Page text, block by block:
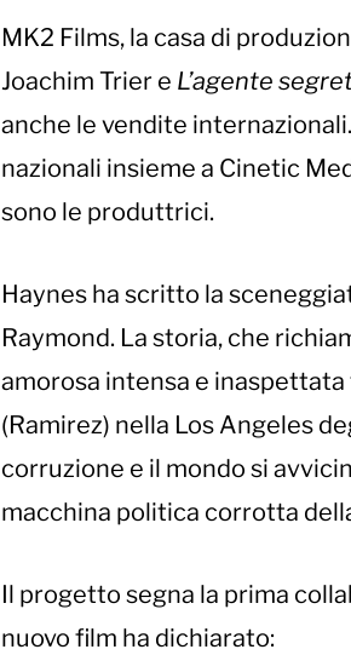
MK2 Films, la casa di
Joachim Trier e L’agente
anche le vendite
nazionali insieme a Cinetic
sono le produttrici.
Haynes ha scritto la
Raymond. La storia, che
amorosa intensa e
(Ramirez) nella Los Angeles
corruzione e il mondo si
macchina politica corrotta
Il progetto segna la prima
nuovo film ha dichiarato: